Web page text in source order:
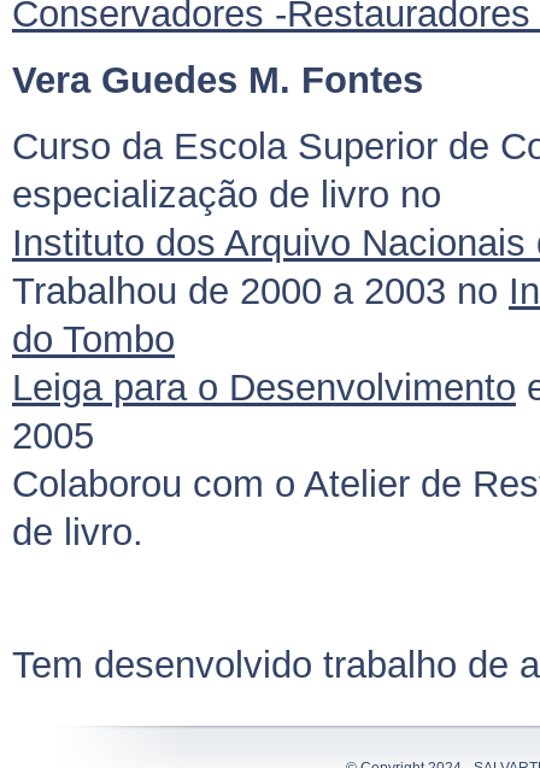
Conservadores -
Vera Guedes M. Fontes
Curso da Escola Superior de
especialização de livro no
Instituto dos Arquivo Nacionais
Trabalhou de 2000 a 2003 no
do Tombo
Leiga para o Desenvolvimento
2005
Colaborou com o Atelier de
de livro.
Tem desenvolvido trabalho de